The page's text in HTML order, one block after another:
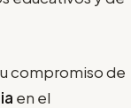
compromiso de
en el